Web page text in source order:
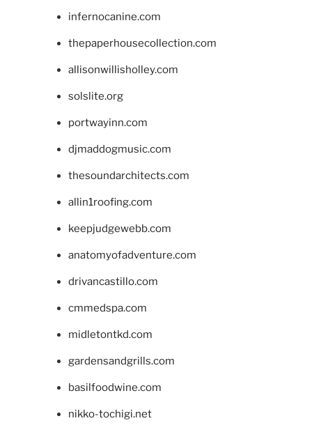
infernocanine.com
thepaperhousecollection.com
allisonwillisholley.com
solslite.org
portwayinn.com
djmaddogmusic.com
thesoundarchitects.com
allin1roofing.com
keepjudgewebb.com
anatomyofadventure.com
drivancastillo.com
cmmedspa.com
midletontkd.com
gardensandgrills.com
basilfoodwine.com
nikko-tochigi.net